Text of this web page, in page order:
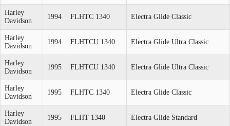
Harley
Davidson
1994 FLHTC 1340 Electra Glide Classic
Harley
Davidson
1994 FLHTCU 1340 Electra Glide Ultra Classic
Harley
Davidson
1995 FLHTCU 1340 Electra Glide Ultra Classic
Harley
Davidson
1995 FLHTC 1340 Electra Glide Classic
Harley
Davidson
1995 FLHT 1340 Electra Glide Standard